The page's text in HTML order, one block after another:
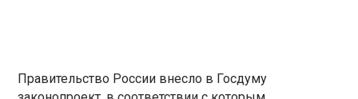
Правительство России внесло в Госдуму